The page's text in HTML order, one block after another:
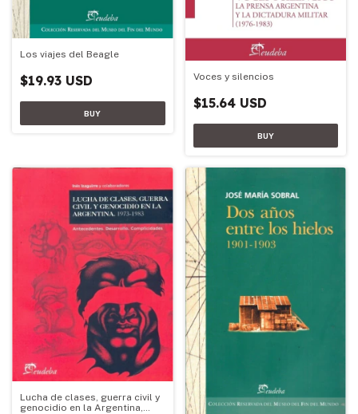
Los viajes del Beagle
$19.93 USD Voces y silencios
$15.64 USD
Lucha de clases, guerra civil y
genocidio en la Argentina,